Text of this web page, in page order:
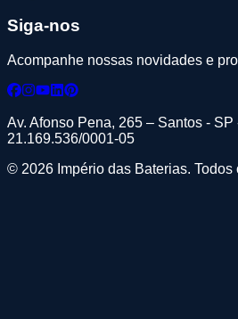
Siga-nos
Acompanhe nossas novidades e
Av. Afonso Pena, 265 – Santos - SP
21.169.536/0001-05
© 2026 Império das Baterias. Todos